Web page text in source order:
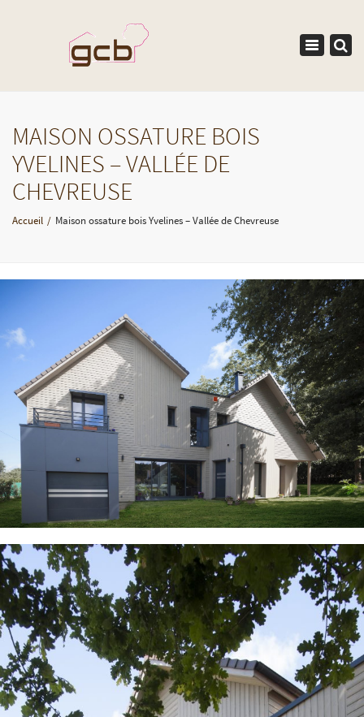
Toggle
MAISON OSSATURE BOIS
YVELINES – VALLÉE DE
CHEVREUSE
Accueil Maison ossature bois Yvelines – Vallée de Chevreuse